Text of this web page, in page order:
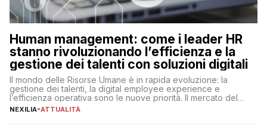
Human management: come i leader HR
stanno rivoluzionando l’efficienza e la
gestione dei talenti con soluzioni digitali
Il mondo delle Risorse Umane è in rapida evoluzione: la
gestione dei talenti, la digital employee experience e
l’efficienza operativa sono le nuove priorità. Il mercato del
lavoro, d’altra parte, è sempre più competitivo con una lotta
NEXILIA-ATTUALITÀ